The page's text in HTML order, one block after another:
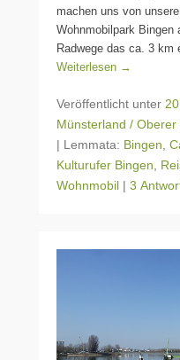
machen uns von
Wohnmobilpark Bingen
Radwege das ca. 3 km
Weiterlesen →
Veröffentlicht unter
Münsterland / Oberer
| Lemmata: Bingen
Kulturufer Bingen
Wohnmobil | 3